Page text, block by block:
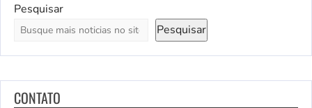
Pesquisar
Pesquisar
CONTATO